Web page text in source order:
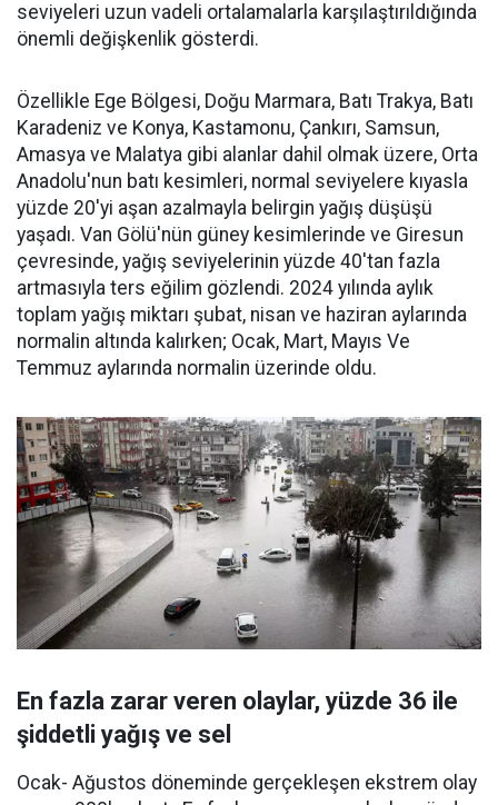
seviyeleri uzun vadeli ortalamalarla karşılaştırıldığında
önemli değişkenlik gösterdi.
Özellikle Ege Bölgesi, Doğu Marmara, Batı Trakya, Batı
Karadeniz ve Konya, Kastamonu, Çankırı, Samsun,
Amasya ve Malatya gibi alanlar dahil olmak üzere, Orta
Anadolu'nun batı kesimleri, normal seviyelere kıyasla
yüzde 20'yi aşan azalmayla belirgin yağış düşüşü
yaşadı. Van Gölü'nün güney kesimlerinde ve Giresun
çevresinde, yağış seviyelerinin yüzde 40'tan fazla
artmasıyla ters eğilim gözlendi. 2024 yılında aylık
toplam yağış miktarı şubat, nisan ve haziran aylarında
normalin altında kalırken; Ocak, Mart, Mayıs Ve
Temmuz aylarında normalin üzerinde oldu.
En fazla zarar veren olaylar, yüzde 36 ile
şiddetli yağış ve sel
Ocak- Ağustos döneminde gerçekleşen ekstrem olay